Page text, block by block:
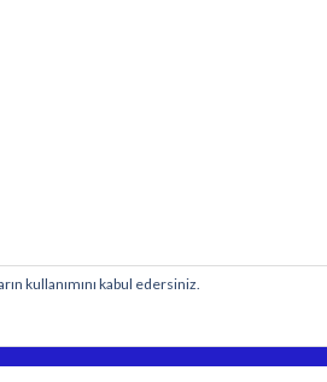
kullanımını kabul edersiniz.